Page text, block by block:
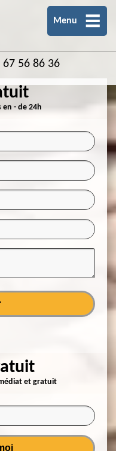
Menu
67 56 86 36
- de 24h
et gratuit